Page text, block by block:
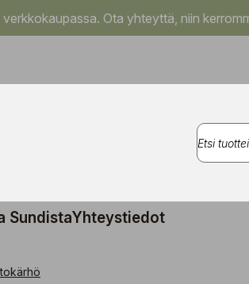
Ota yhteyttä, niin
SundistaYhteystiedot